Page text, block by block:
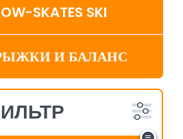
SKATES SKI
И БАЛАНС